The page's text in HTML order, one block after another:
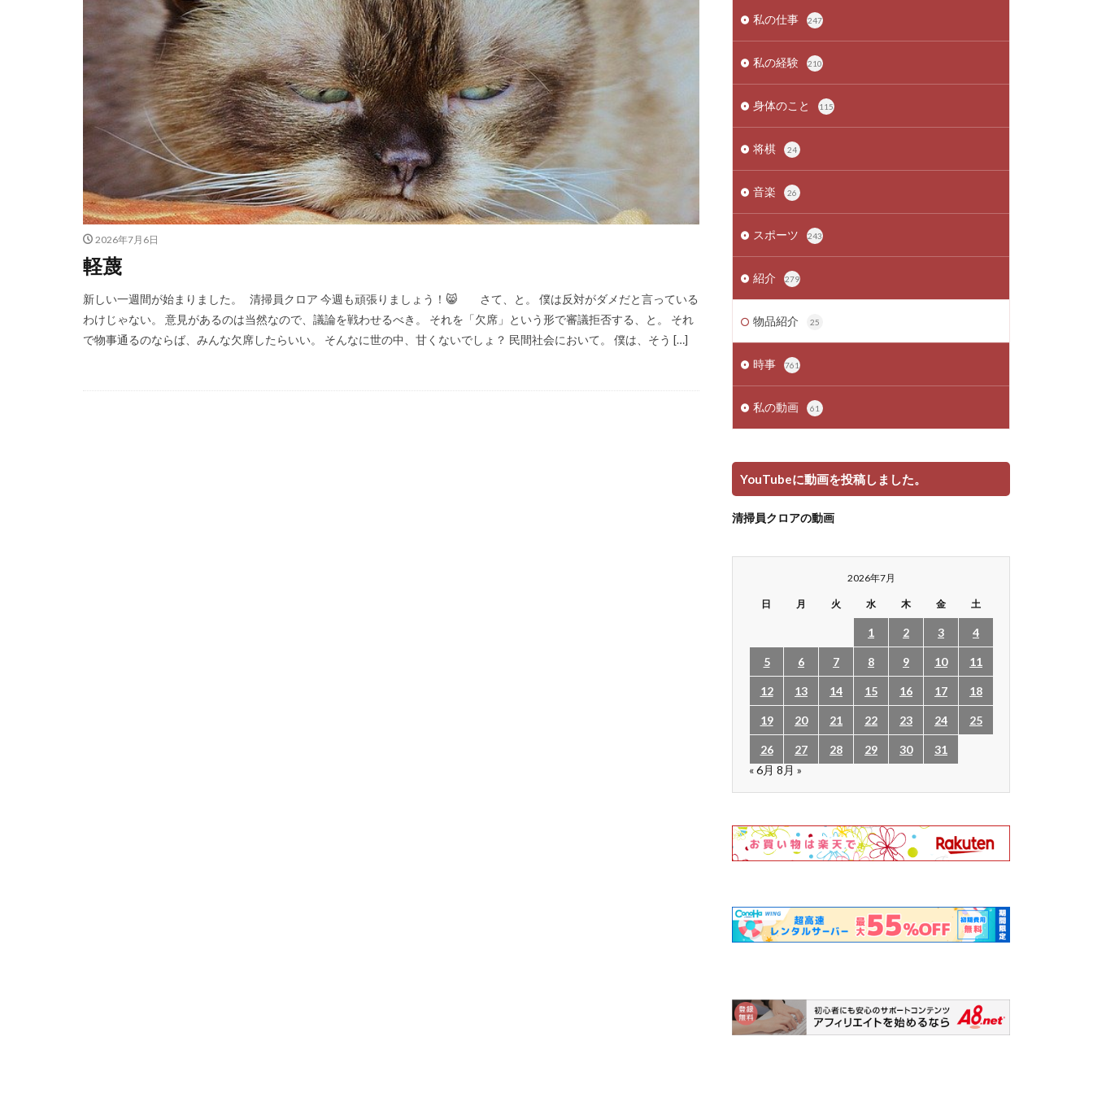
2026年7月6日
軽蔑
新しい一週間が始まりました。 清掃員クロア 今週も頑張りましょう！😸 さて、と。 僕は反対がダメだと言っている
わけじゃない。 意見があるのは当然なので、議論を戦わせるべき。 それを「欠席」という形で審議拒否する、と。 それ
で物事通るのならば、みんな欠席したらいい。 そんなに世の中、甘くないでしょ？ 民間社会において。 僕は、そう […]
私の仕事 247
私の経験 210
身体のこと 115
将棋 24
音楽 26
スポーツ 243
紹介 279
物品紹介 25
時事 761
私の動画 61
YouTubeに動画を投稿しました。
清掃員クロアの動画
2026年7月
日 月 火 水 木 金 土
1 2 3 4
5 6 7 8 9 10 11
12 13 14 15 16 17 18
19 20 21 22 23 24 25
26 27 28 29 30
31
« 6月 8月 »